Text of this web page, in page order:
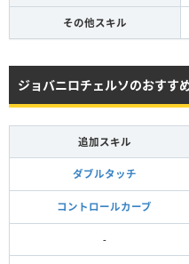
その他スキル
ジョバニロチェルソのおすす
追加スキル
ダブルタッチ
コントロールカーブ
-